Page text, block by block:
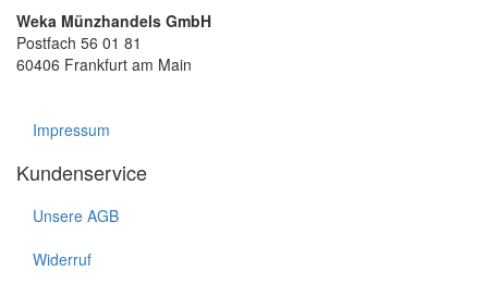
Weka Münzhandels GmbH
Postfach 56 01 81
60406 Frankfurt am Main
Impressum
Kundenservice
Unsere AGB
Widerruf